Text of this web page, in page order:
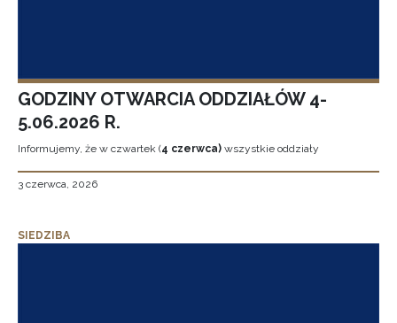
GODZINY OTWARCIA ODDZIAŁÓW 4-
5.06.2026 R.
Informujemy, że w czwartek (4 czerwca) wszystkie oddziały
3 czerwca, 2026
SIEDZIBA